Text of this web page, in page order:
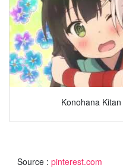
Source : pinterest.com